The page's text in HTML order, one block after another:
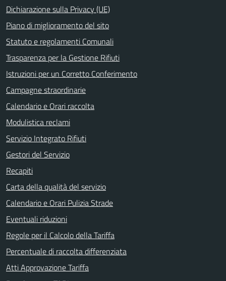
Dichiarazione sulla Privacy (UE)
Piano di miglioramento del sito
Statuto e regolamenti Comunali
Trasparenza per la Gestione Rifiuti
Istruzioni per un Corretto Conferimento
Campagne straordinarie
Calendario e Orari raccolta
Modulistica reclami
Servizio Integrato Rifiuti
Gestori del Servizio
Recapiti
Carta della qualità del servizio
Calendario e Orari Pulizia Strade
Eventuali riduzioni
Regole per il Calcolo della Tariffa
Percentuale di raccolta differenziata
Atti Approvazione Tariffa